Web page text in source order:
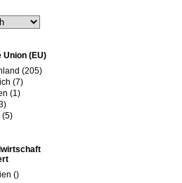
Union (EU)
(205)
(7)
(1)
(5)
()